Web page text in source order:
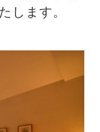
します。